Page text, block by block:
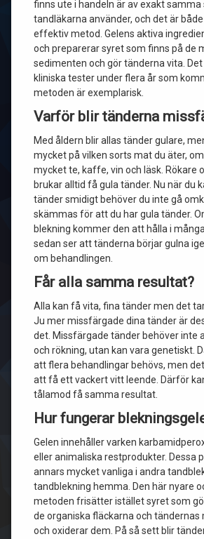
finns ute i handeln är av exakt samma
tandläkarna använder, och det är
effektiv metod. Gelens aktiva
och preparerar syret som finns på de
sedimenten och gör tänderna vita.
kliniska tester under flera år som
metoden är exemplarisk.
Varför blir tänderna
Med åldern blir allas tänder gulare,
mycket på vilken sorts mat du äter,
mycket te, kaffe, vin och läsk. Rökare
brukar alltid få gula tänder. Nu när du
tänder smidigt behöver du inte gå
skämmas för att du har gula tänder.
blekning kommer den att hålla i
sedan ser att tänderna börjar gulna
om behandlingen.
Får alla samma resultat?
Alla kan få vita, fina tänder men det
Ju mer missfärgade dina tänder är
det. Missfärgade tänder behöver inte
och rökning, utan kan vara genetiskt.
att flera behandlingar behövs, men
att få ett vackert vitt leende. Därför
tålamod få samma resultat.
Hur fungerar
Gelen innehåller varken
eller animaliska restprodukter. Dessa
annars mycket vanliga i andra
tandblekning hemma. Den här nyare
metoden frisätter istället syret som
de organiska fläckarna och tändernas
och oxiderar dem. På så sett blir